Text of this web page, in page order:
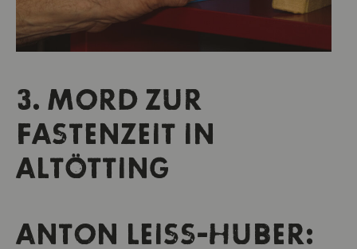
3. MORD ZUR
FASTENZEIT IN
ALTÖTTING
ANTON LEISS-HUBER: